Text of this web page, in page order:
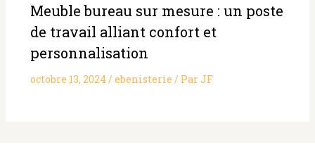
Meuble bureau sur mesure : un poste
de travail alliant confort et
personnalisation
octobre 13, 2024 / ebenisterie / ParJF